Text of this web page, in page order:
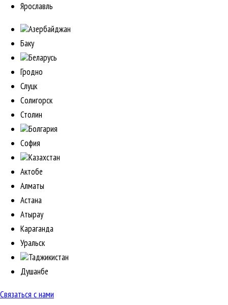
Ярославль
Азербайджан
Баку
Беларусь
Гродно
Слуцк
Солигорск
Столин
Болгария
София
Казахстан
Актобе
Алматы
Астана
Атырау
Караганда
Уральск
Таджикистан
Душанбе
Связаться с нами